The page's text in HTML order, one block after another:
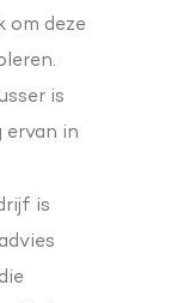
om deze
is
ervan in
is